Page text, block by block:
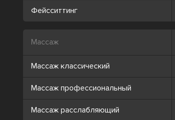
Фейсситтинг
Массаж
Массаж классический
Массаж профессиональный
Массаж расслабляющий